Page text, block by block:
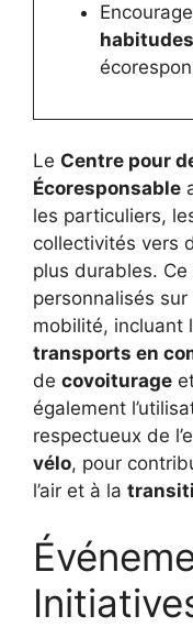
Le Centre pour
Écoresponsable
les particuliers,
collectivités vers
plus durables.
personnalisés
mobilité, incluant
transports en
de covoiturage
également
respectueux de
vélo, pour
l’air et à la